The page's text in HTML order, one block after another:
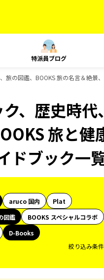
特派員ブログ
の図鑑、BOOKS 旅の名言＆絶景
、歴史時代
旅と健
ドブック一
aruco 国内
Plat
図鑑
BOOKS スペシャルコラボ
D-Books
絞り込み条